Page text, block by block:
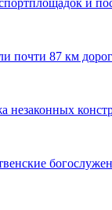
и
почти 87 км
незаконных